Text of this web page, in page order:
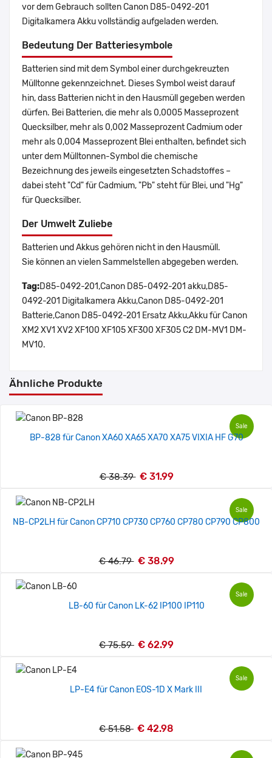
vor dem Gebrauch sollten Canon D85-0492-201
Digitalkamera Akku vollständig aufgeladen werden.
Bedeutung Der Batteriesymbole
Batterien sind mit dem Symbol einer durchgekreuzten
Mülltonne gekennzeichnet. Dieses Symbol weist darauf
hin, dass Batterien nicht in den Hausmüll gegeben werden
dürfen. Bei Batterien, die mehr als 0,0005 Masseprozent
Quecksilber, mehr als 0,002 Masseprozent Cadmium oder
mehr als 0,004 Masseprozent Blei enthalten, befindet sich
unter dem Mülltonnen-Symbol die chemische
Bezeichnung des jeweils eingesetzten Schadstoffes –
dabei steht "Cd" für Cadmium, "Pb" steht für Blei, und "Hg"
für Quecksilber.
Der Umwelt Zuliebe
Batterien und Akkus gehören nicht in den Hausmüll.
Sie können an vielen Sammelstellen abgegeben werden.
Tag:D85-0492-201,Canon D85-0492-201 akku,D85-
0492-201 Digitalkamera Akku,Canon D85-0492-201
Batterie,Canon D85-0492-201 Ersatz Akku,Akku für Canon
XM2 XV1 XV2 XF100 XF105 XF300 XF305 C2 DM-MV1 DM-
MV10.
Ähnliche Produkte
Sale
BP-828 für Canon XA60 XA65 XA70 XA75 VIXIA HF G70
€ 38.39 € 31.99
Sale
NB-CP2LH für Canon CP710 CP730 CP760 CP780 CP790 CP800
€ 46.79 € 38.99
Sale
LB-60 für Canon LK-62 IP100 IP110
€ 75.59 € 62.99
Sale
LP-E4 für Canon EOS-1D X Mark III
€ 51.58 € 42.98